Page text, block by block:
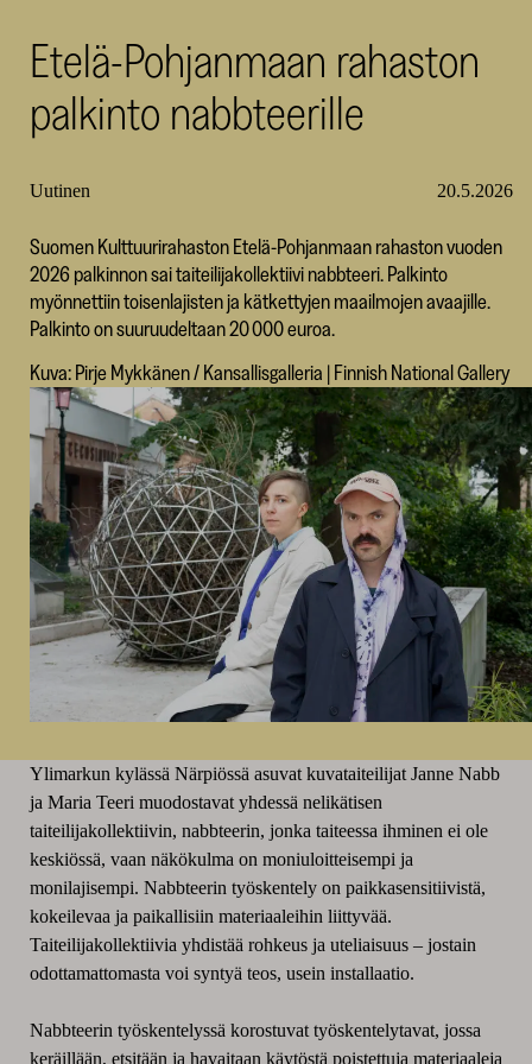
Etelä-Pohjanmaan rahaston
palkinto nabbteerille
Uutinen 20.5.2026
Suomen Kulttuurirahaston Etelä-Pohjanmaan rahaston vuoden
2026 palkinnon sai taiteilijakollektiivi nabbteeri. Palkinto
myönnettiin toisenlajisten ja kätkettyjen maailmojen avaajille.
Palkinto on suuruudeltaan 20 000 euroa.
Kuva: Pirje Mykkänen / Kansallisgalleria | Finnish National Gallery
Ylimarkun kylässä Närpiössä asuvat kuvataiteilijat Janne Nabb
ja Maria Teeri muodostavat yhdessä nelikätisen
taiteilijakollektiivin, nabbteerin, jonka taiteessa ihminen ei ole
keskiössä, vaan näkökulma on moniuloitteisempi ja
monilajisempi. Nabbteerin työskentely on paikkasensitiivistä,
kokeilevaa ja paikallisiin materiaaleihin liittyvää.
Taiteilijakollektiivia yhdistää rohkeus ja uteliaisuus – jostain
odottamattomasta voi syntyä teos, usein installaatio.
Nabbteerin työskentelyssä korostuvat työskentelytavat, jossa
keräillään, etsitään ja havaitaan käytöstä poistettuja materiaaleja